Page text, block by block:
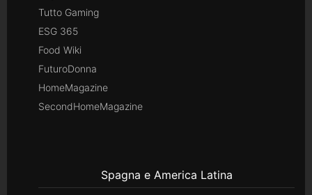
Tutto Gaming
ESG 365
Food Wiki
FuturoDonna
HomeMagazine
SecondHomeMagazine
Spagna e America Latina